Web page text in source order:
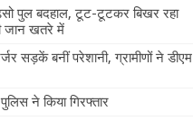
पुल बदहाल, टूट-टूटकर बिखर रहा
जान खतरे में
सड़कें बनीं परेशानी, ग्रामीणों ने डीएम
ने किया गिरफ्तार